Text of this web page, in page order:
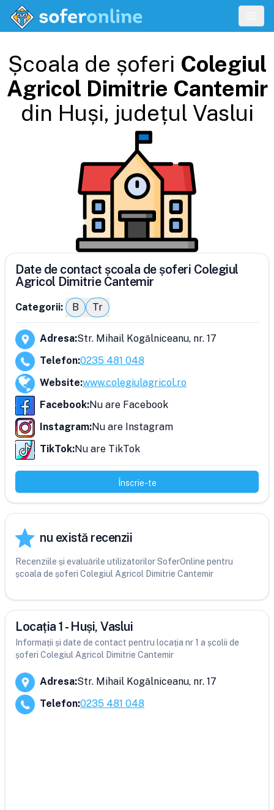
Școala de șoferi Colegiul
Agricol Dimitrie Cantemir
din Huși, județul Vaslui
Date de contact școala de șoferi Colegiul
Agricol Dimitrie Cantemir
Categorii: B Tr
Adresa:Str. Mihail Kogălniceanu, nr. 17
Telefon:0235 481 048
Website:www.colegiulagricol.ro
Facebook:Nu are Facebook
Instagram:Nu are Instagram
TikTok:Nu are TikTok
Înscrie-te
nu există recenzii
Recenziile și evaluările utilizatorilor SoferOnline pentru
școala de șoferi Colegiul Agricol Dimitrie Cantemir
Locația 1 - Huși, Vaslui
Informații și date de contact pentru locația nr 1 a școlii de
șoferi Colegiul Agricol Dimitrie Cantemir
Adresa:Str. Mihail Kogălniceanu, nr. 17
Telefon:0235 481 048